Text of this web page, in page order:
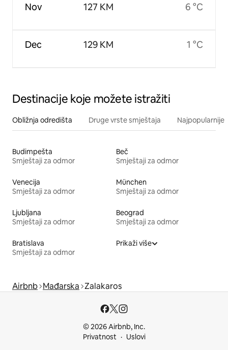
Nov
Dec
127 KM
129 KM
6 °C
1 °C
Destinacije koje možete istražiti
Obližnja odredišta Druge vrste smještaja Najpopularnije
Budimpešta
Smještaji za odmor
Beč
Smještaji za odmor
Venecija
Smještaji za odmor
München
Smještaji za odmor
Ljubljana
Smještaji za odmor
Beograd
Smještaji za odmor
Bratislava
Smještaji za odmor
Prikaži više
Airbnb Mađarska Zalakaros
© 2026 Airbnb, Inc.
Privatnost
Uslovi